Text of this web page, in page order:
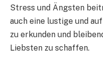
Stress und Ängsten
auch eine lustige und
zu erkunden und
Liebsten zu schaffen.